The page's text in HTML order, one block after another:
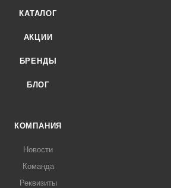
КАТАЛОГ
АКЦИИ
БРЕНДЫ
БЛОГ
КОМПАНИЯ
Новости
Команда
Реквизиты